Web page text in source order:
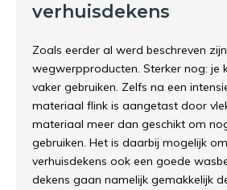
verhuisdekens
Zoals eerder al werd beschreven
wegwerpproducten. Sterker nog: je
vaker gebruiken. Zelfs na een
materiaal flink is aangetast door
materiaal meer dan geschikt om
gebruiken. Het is daarbij mogelijk
verhuisdekens ook een goede
dekens gaan namelijk gemakkelijk